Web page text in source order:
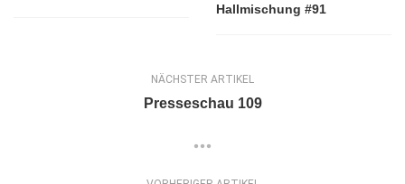
Hallmischung #91
NÄCHSTER ARTIKEL
Presseschau 109